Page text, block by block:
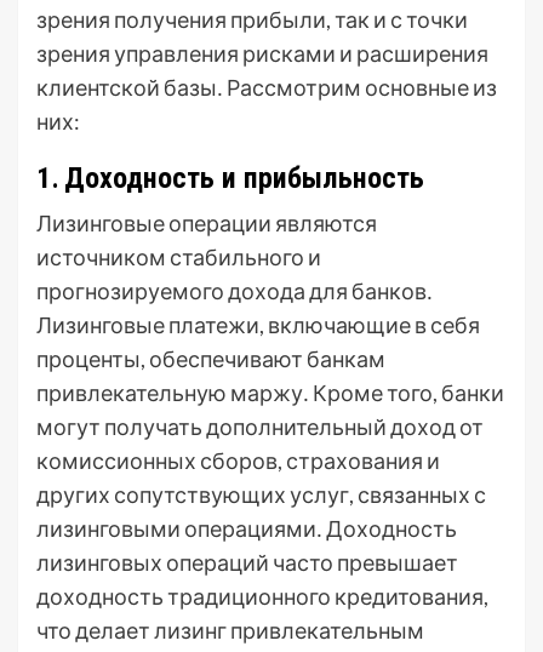
зрения получения прибыли, так и с точки
зрения управления рисками и расширения
клиентской базы․ Рассмотрим основные из
них:
1․ Доходность и прибыльность
Лизинговые операции являются
источником стабильного и
прогнозируемого дохода для банков․
Лизинговые платежи, включающие в себя
проценты, обеспечивают банкам
привлекательную маржу․ Кроме того, банки
могут получать дополнительный доход от
комиссионных сборов, страхования и
других сопутствующих услуг, связанных с
лизинговыми операциями․ Доходность
лизинговых операций часто превышает
доходность традиционного кредитования,
что делает лизинг привлекательным